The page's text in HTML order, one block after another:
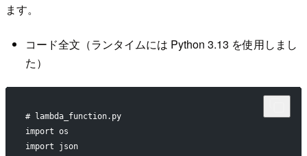
ます。
コード全文（ランタイムには Python 3.13 を使用しまし
た）
# lambda_function.py
import os
import json